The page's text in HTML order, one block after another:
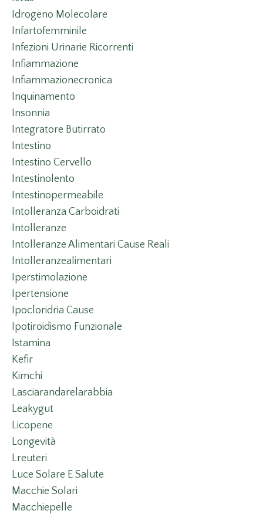
Idrogeno Molecolare
Infartofemminile
Infezioni Urinarie Ricorrenti
Infiammazione
Infiammazionecronica
Inquinamento
Insonnia
Integratore Butirrato
Intestino
Intestino Cervello
Intestinolento
Intestinopermeabile
Intolleranza Carboidrati
Intolleranze
Intolleranze Alimentari Cause Reali
Intolleranzealimentari
Iperstimolazione
Ipertensione
Ipocloridria Cause
Ipotiroidismo Funzionale
Istamina
Kefir
Kimchi
Lasciarandarelarabbia
Leakygut
Licopene
Longevità
Lreuteri
Luce Solare E Salute
Macchie Solari
Macchiepelle